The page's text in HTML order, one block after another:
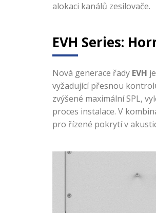
alokaci kanálů zesilovače.
EVH Series:
Nová generace řady EVH
vyžadující přesnou
zvýšené maximální SPL,
proces instalace. V
pro řízené pokrytí v